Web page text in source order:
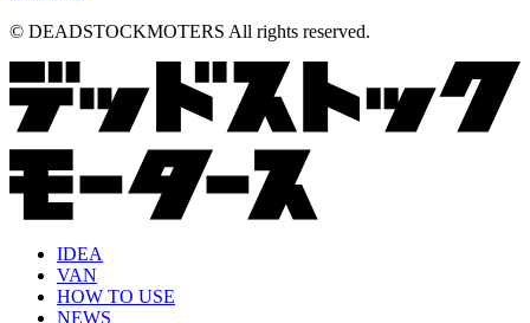
© DEADSTOCKMOTERS All rights reserved.
IDEA
VAN
HOW TO USE
NEWS